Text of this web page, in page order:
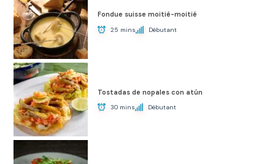
Fondue suisse moitié-moitié
25 mins Débutant
Tostadas de nopales con atún
30 mins Débutant